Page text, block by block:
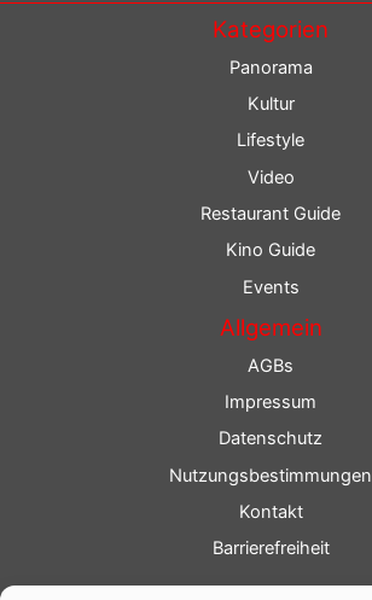
Kategorien
Panorama
Kultur
Lifestyle
Video
Restaurant Guide
Kino Guide
Events
Allgemein
AGBs
Impressum
Datenschutz
Nutzungsbestimmungen
Kontakt
Barrierefreiheit